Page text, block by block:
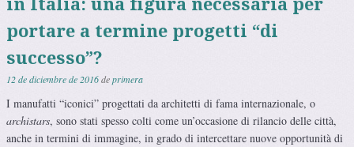
in Italia: una figura necessaria per
portare a termine progetti “di
successo”?
12 de diciembre de 2016deprimera
I manufatti “iconici” progettati da architetti di fama internazionale, o
archistars, sono stati spesso colti come un’occasione di rilancio delle città,
anche in termini di immagine, in grado di intercettare nuove opportunità di